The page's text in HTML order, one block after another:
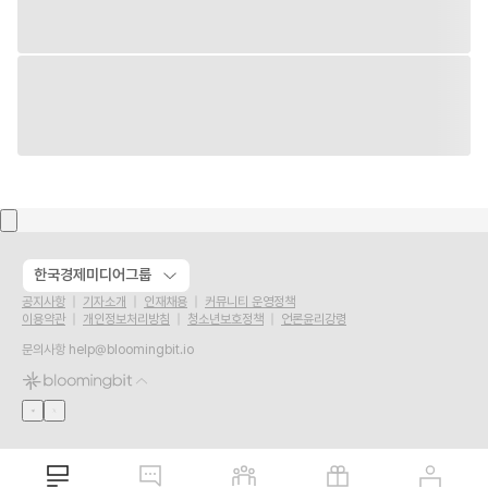
한국경제미디어그룹
공지사항 기자소개 인재채용
커뮤니티 운영정책
이용약관
개인정보처리방침 청소년보호정책
언론윤리강령
문의사항 help@bloomingbit.io